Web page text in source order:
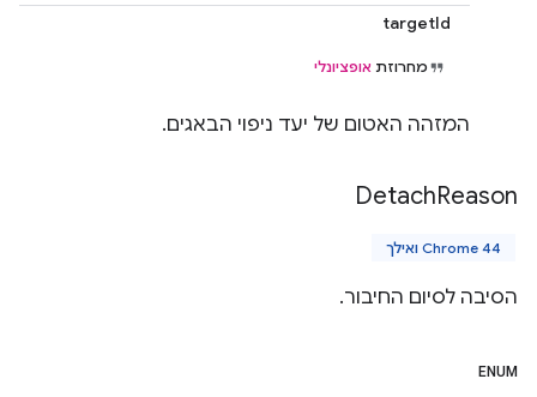
targetId
מחרוזת אופציונלי
המזהה האטום של יעד ניפוי הבאגים.
DetachReason
Chrome 44 ואילך
הסיבה לסיום החיבור.
ENUM